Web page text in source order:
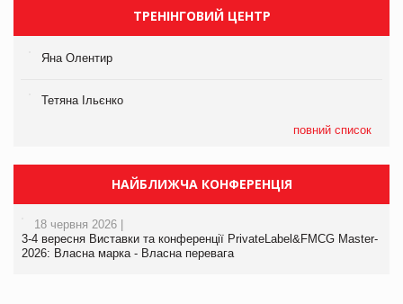
ТРЕНІНГОВИЙ ЦЕНТР
Яна Олентир
Тетяна Ільєнко
повний список
НАЙБЛИЖЧА КОНФЕРЕНЦІЯ
18 червня 2026 |
3-4 вересня Виставки та конференції PrivateLabel&FMCG Master-
2026: Власна марка - Власна перевага